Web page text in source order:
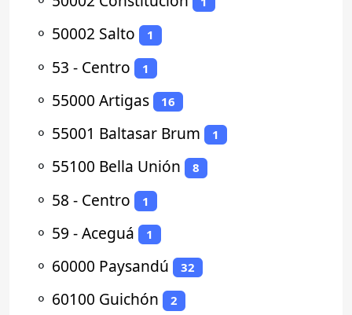
⚬ 50002 Salto 1
⚬ 53 - Centro 1
⚬ 55000 Artigas 16
⚬ 55001 Baltasar Brum 1
⚬ 55100 Bella Unión 8
⚬ 58 - Centro 1
⚬ 59 - Aceguá 1
⚬ 60000 Paysandú 32
⚬ 60100 Guichón 2